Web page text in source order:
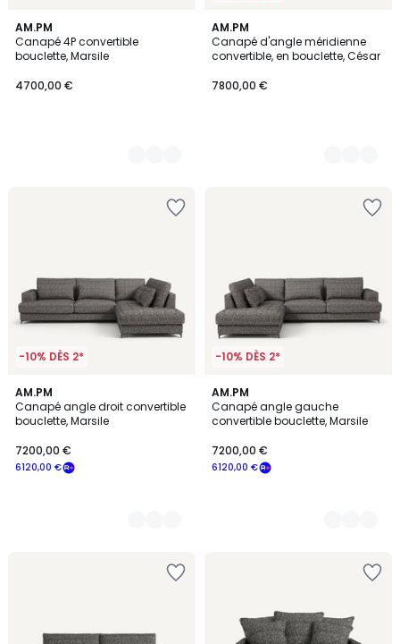
AM.PM
Canapé 4P convertible
bouclette, Marsile
4700,00 €
3
Couleurs
AM.PM
Canapé d'angle méridienne
convertible, en bouclette, César
7800,00 €
3
Couleurs
-10% DÈS 2*
AM.PM
Canapé angle droit convertible
bouclette, Marsile
6120,00 €
7200,00 €
3
Couleurs
-10% DÈS 2*
AM.PM
Canapé angle gauche
convertible bouclette, Marsile
6120,00 €
7200,00 €
3
Couleurs